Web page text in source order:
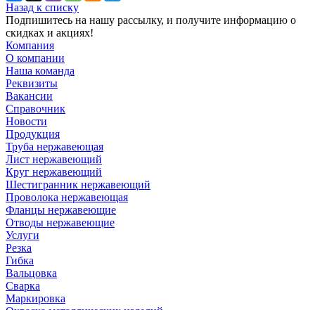
Назад к списку
Подпишитесь на нашу рассылку, и получите информацию о
скидках и акциях!
Компания
О компании
Наша команда
Реквизиты
Вакансии
Справочник
Новости
Продукция
Труба нержавеющая
Лист нержавеющий
Круг нержавеющий
Шестигранник нержавеющий
Проволока нержавеющая
Фланцы нержавеющие
Отводы нержавеющие
Услуги
Резка
Гибка
Вальцовка
Сварка
Маркировка